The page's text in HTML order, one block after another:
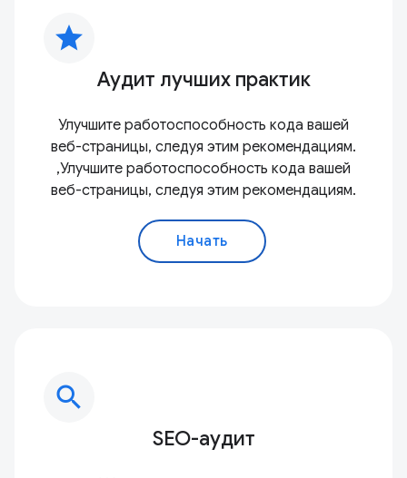
star
Аудит лучших практик
Улучшите работоспособность кода вашей
веб-страницы, следуя этим рекомендациям.
,Улучшите работоспособность кода вашей
веб-страницы, следуя этим рекомендациям.
Начать
search
SEO-аудит